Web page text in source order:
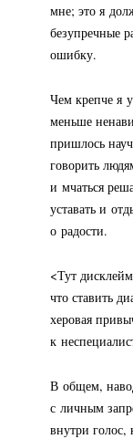
мне; это я
безупречные
ошибку.
Чем крепче я
меньше
пришлось
говорить
и мчаться
уставать и
о радости.
<Тут
что ставить
херовая
к
В общем,
с личным
внутри